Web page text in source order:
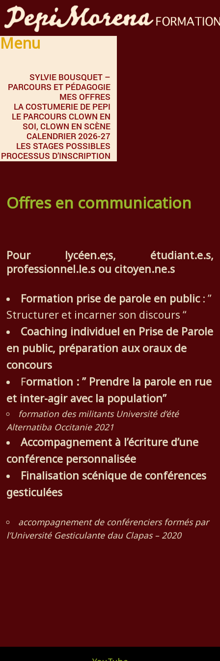
Menu
SYLVIE BOUSQUET –
PARCOURS ET PÉDAGOGIE
MES OFFRES
LA COSTUMERIE DE PEPI
LE PARCOURS CLOWN EN
SOI, CLOWN EN SCÈNE
CALENDRIER 2026-27
LES STAGES POSSIBLES
PROCESSUS D’INSCRIPTION
Offres en communication
Pour lycéen.e;s, étudiant.e.s,
professionnel.le.s ou citoyen.ne.s
Formation prise de parole en public: ”
Structurer et incarner son discours “
Coaching individuel en Prise de Parole
en public, préparation aux oraux de
concours
Formation : ” Prendre la parole en rue
et inter-agir avec la population”
formation des militants Université d’été
Alternatiba Occitanie 2021
Accompagnement à l’écriture d’une
conférence personnalisée
Finalisation scénique de conférences
gesticulées
accompagnement de conférenciers formés par
l’Université Gesticulante dau Clapas – 2020